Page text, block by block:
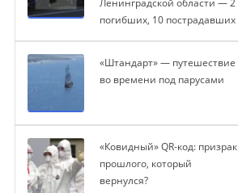
Ленинградской области — 2
погибших, 10 пострадавших
«Штандарт» — путешествие
во времени под парусами
«Ковидный» QR-код: призрак
прошлого, который
вернулся?